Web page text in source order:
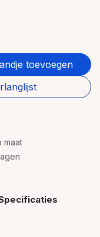
toevoegen
maat